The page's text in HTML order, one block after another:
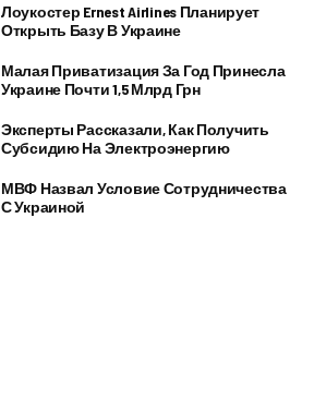
Лоукостер Ernest Airlines Планирует
Открыть Базу В Украине
Малая Приватизация За Год Принесла
Украине Почти 1,5 Млрд Грн
Эксперты Рассказали, Как Получить
Субсидию На Электроэнергию
МВФ Назвал Условие Сотрудничества
С Украиной